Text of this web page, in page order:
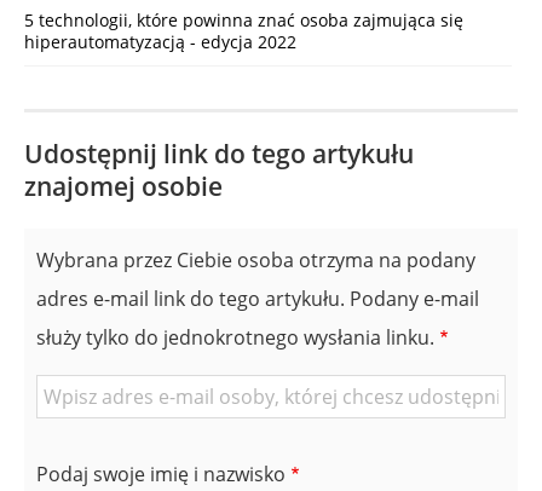
5 technologii, które powinna znać osoba zajmująca się
hiperautomatyzacją - edycja 2022
Udostępnij link do tego artykułu
znajomej osobie
Wybrana przez Ciebie osoba otrzyma na podany
adres e-mail link do tego artykułu. Podany e-mail
służy tylko do jednokrotnego wysłania linku.
E-
znajomej
Podaj swoje imię i nazwisko